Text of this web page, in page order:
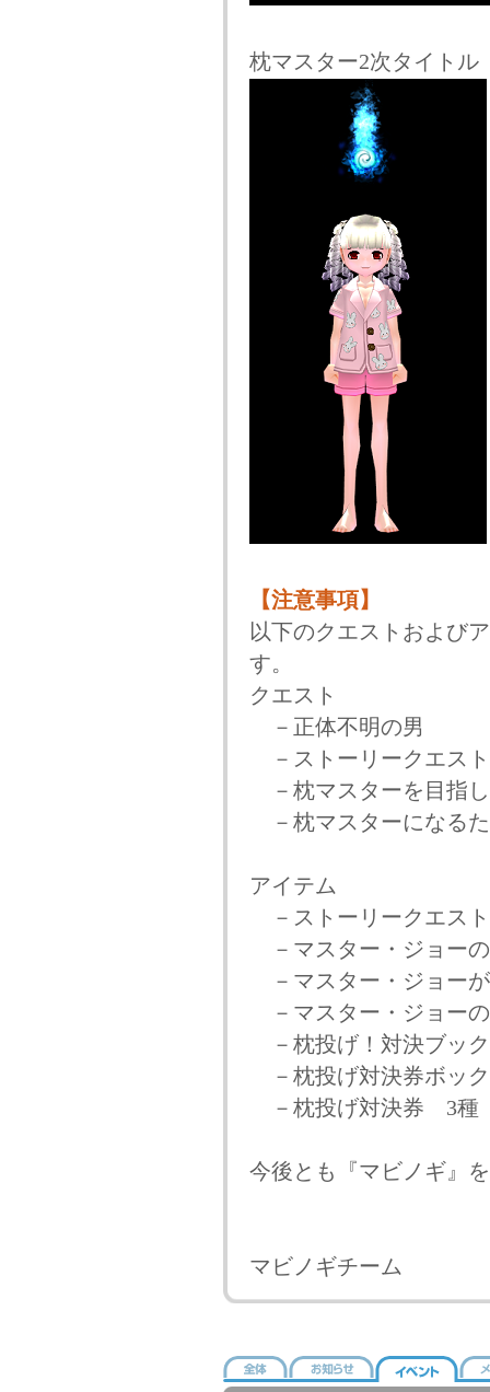
枕マスター2次タイト
【注意事項】
以下のクエストおよび
す。
クエスト
－正体不明の男
－ストーリークエス
－枕マスターを目指
－枕マスターになる
アイテム
－ストーリークエス
－マスター・ジョー
－マスター・ジョー
－マスター・ジョー
－枕投げ！対決ブック
－枕投げ対決券ボッ
－枕投げ対決券 3種
今後とも『マビノギ』
マビノギチーム